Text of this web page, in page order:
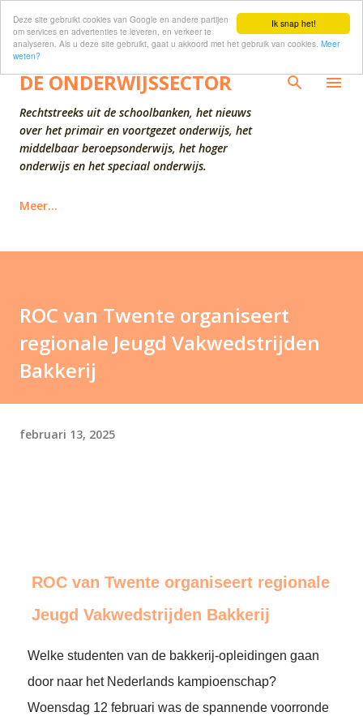
Ik snap het!
Deze site gebruikt cookies van Google en andere partijen
om services en advertenties te leveren, en verkeer te
analyseren. Als u deze site gebruikt, gaat u akkoord met het gebruik van cookies. Meer
weten?
Doorgaan naar hoofdcontent
DE ONDERWIJSSECTOR
Rechtstreeks uit de schoolbanken, het nieuws
over het primair en voortgezet onderwijs, het
middelbaar beroepsonderwijs, het hoger
onderwijs en het speciaal onderwijs.
Meer…
ROC van Twente organiseert
regionale Jeugd Vakwedstrijden
Bakkerij
februari 13, 2025
ROC van Twente organiseert regionale
Jeugd Vakwedstrijden Bakkerij
Welke studenten van de bakkerij-opleidingen gaan
door naar het Nederlands kampioenschap?
Woensdag 12 februari was de spannende voorronde